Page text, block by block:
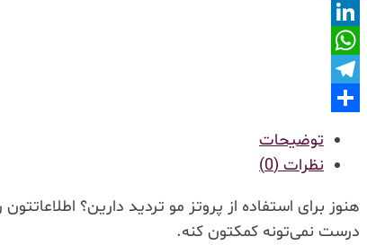
Pinterest
LinkedIn
WhatsApp
Telegram
توضیحات
نظرات (0)
هنوز برای استفاده از پروتز مو تردید دارین؟
درست نمی‌تونه کمکتون کنه.